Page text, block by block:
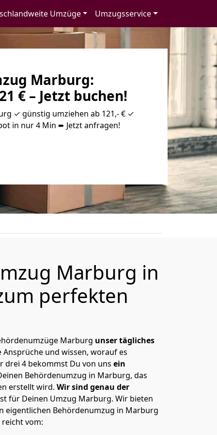
Umzüge Umzugsservice
Marburg:
€ – Jetzt buchen!
✓ günstig umziehen ab 121,- € ✓
in nur 4 Min ➨ Jetzt anfragen!
Marburg in
perfekten
Marburg unser tägliches
Ansprüche und wissen, worauf es
4 bekommst Du von uns ein
Behördenumzug in Marburg, das
erstellt wird. Wir sind genau der
für Deinen Umzug Marburg. Wir bieten
eigentlichen Behördenumzug in Marburg
vom: